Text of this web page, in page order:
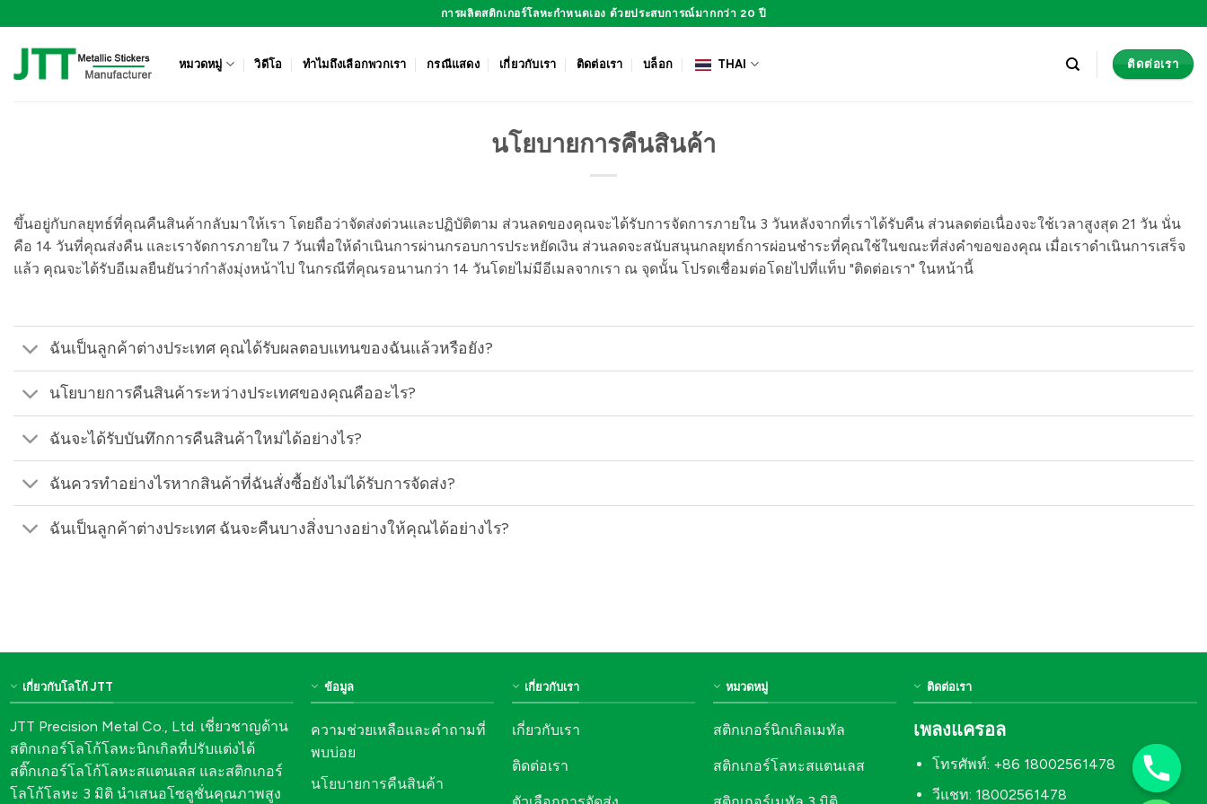
ไป
เนื้อหา
การผลิตสติกเกอร์โลหะกำหนดเอง ด้วยประสบการณ์มากกว่า 20 ปี
หมวดหมู่ วิดีโอ ทำไมถึงเลือกพวกเรา กรณีแสดง เกี่ยวกับเรา ติดต่อเรา บล็อก THAI ติดต่อเรา
นโยบายการคืนสินค้า
ขึ้นอยู่กับกลยุทธ์ที่คุณคืนสินค้ากลับมาให้เรา โดยถือว่าจัดส่งด่วนและปฏิบัติตาม ส่วนลดของคุณจะได้รับการจัดการภายใน 3 วันหลังจากที่เราได้รับคืน ส่วนลดต่อเนื่องจะใช้เวลาสูงสุด 21 วัน นั่น
คือ 14 วันที่คุณส่งคืน และเราจัดการภายใน 7 วันเพื่อให้ดำเนินการผ่านกรอบการประหยัดเงิน ส่วนลดจะสนับสนุนกลยุทธ์การผ่อนชำระที่คุณใช้ในขณะที่ส่งคำขอของคุณ เมื่อเราดำเนินการเสร็จ
แล้ว คุณจะได้รับอีเมลยืนยันว่ากำลังมุ่งหน้าไป ในกรณีที่คุณรอนานกว่า 14 วันโดยไม่มีอีเมลจากเรา ณ จุดนั้น โปรดเชื่อมต่อโดยไปที่แท็บ "ติดต่อเรา" ในหน้านี้
ฉันเป็นลูกค้าต่างประเทศ คุณได้รับผลตอบแทนของฉันแล้วหรือยัง?
นโยบายการคืนสินค้าระหว่างประเทศของคุณคืออะไร?
ฉันจะได้รับบันทึกการคืนสินค้าใหม่ได้อย่างไร?
ฉันควรทำอย่างไรหากสินค้าที่ฉันสั่งซื้อยังไม่ได้รับการจัดส่ง?
ฉันเป็นลูกค้าต่างประเทศ ฉันจะคืนบางสิ่งบางอย่างให้คุณได้อย่างไร?
เกี่ยวกับโลโก้ JTT
JTT Precision Metal Co., Ltd. เชี่ยวชาญด้าน
สติกเกอร์โลโก้โลหะนิกเกิลที่ปรับแต่งได้
สติ๊กเกอร์โลโก้โลหะสแตนเลส และสติกเกอร์
โลโก้โลหะ 3 มิติ นำเสนอโซลูชั่นคุณภาพสูง
ข้อมูล
ความช่วยเหลือและคำถามที่
พบบ่อย
นโยบายการคืนสินค้า
เกี่ยวกับเรา
เกี่ยวกับเรา
ติดต่อเรา
หมวดหมู่
สติกเกอร์นิกเกิลเมทัล
สติกเกอร์โลหะสแตนเลส
ติดต่อเรา
เพลงแครอล
โทรศัพท์: +86 18002561478
วีแชท: 18002561478